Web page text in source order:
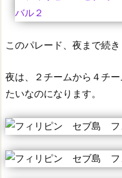
このパレード、夜まで続き
夜は、２チームから４チ
たいなのになります。